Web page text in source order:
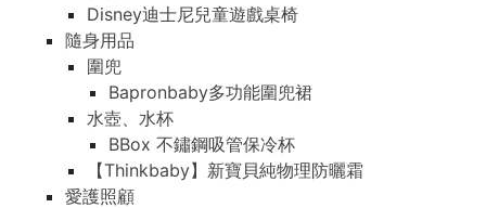
Disney迪士尼兒童遊戲桌椅
隨身用品
圍兜
Bapronbaby多功能圍兜裙
水壺、水杯
BBox 不鏽鋼吸管保冷杯
【Thinkbaby】新寶貝純物理防曬霜
愛護照顧